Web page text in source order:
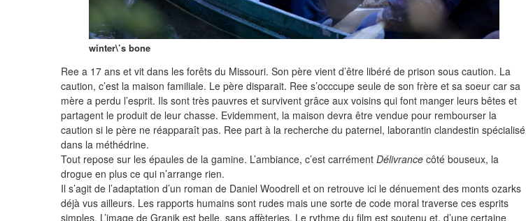
winter\’s bone
Ree a 17 ans et vit dans les forêts du Missouri. Son père vient d’être libéré de prison sous caution. La
caution, c’est la maison familiale. Le père disparait. Ree s’occcupe seule de son frère et sa soeur car sa
mère a perdu l’esprit. Ils sont très pauvres et survivent grâce aux voisins qui font manger leurs bêtes et
partagent le produit de leur chasse. Evidemment, la maison devra être vendue pour rembourser la
caution si le père ne réapparaît pas. Ree part à la recherche du paternel, laborantin clandestin spécialisé
dans la méthédrine.
Tout repose sur les épaules de la gamine. L’ambiance, c’est carrément Délivrance côté bouseux, la
drogue en plus ce qui n’arrange rien.
Il s’agit de l’adaptation d’un roman de Daniel Woodrell et on retrouve ici le dénuement des monts ozarks
déjà vus ailleurs. Les rapports humains sont rudes mais une sorte de code moral traverse ces esprits
simples. L’image de Granik est belle, sans affèteries. Le rythme du film est soutenu et, d’une certaine